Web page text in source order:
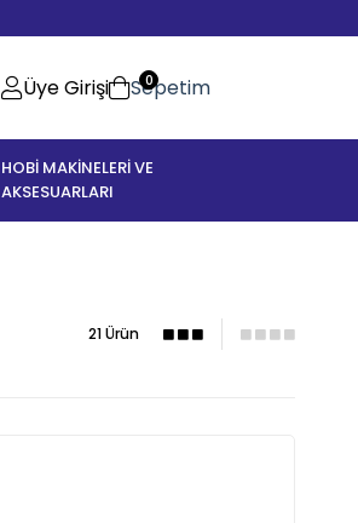
Üye Girişi Sepetim
0
HOBİ MAKİNELERİ VE
AKSESUARLARI
21 Ürün